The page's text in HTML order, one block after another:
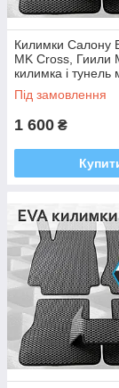
Килимки Салону
MK Cross, Гиили
килимка і тунель
багато кольорів
Під замовлення
1 600 ₴